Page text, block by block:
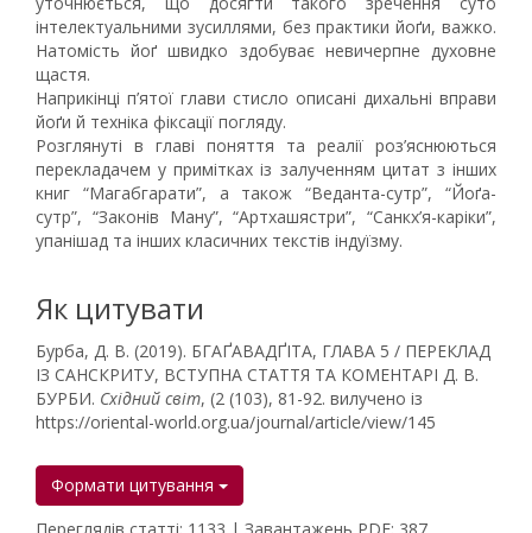
інтелектуальними зусиллями, без практики йоґи, важко.
Натомість йоґ швидко здобуває невичерпне духовне
щастя.
Наприкінці п’ятої глави стисло описані дихальні вправи
йоґи й техніка фіксації погляду.
Розглянуті в главі поняття та реалії роз’яснюються
перекладачем у примітках із залученням цитат з інших
книг “Магабгарати”, а також “Веданта-сутр”, “Йоґа-
сутр”, “Законів Ману”, “Артхашястри”, “Санкх’я-каріки”,
упанішад та інших класичних текстів індуїзму.
Як цитувати
Бурба, Д. В. (2019). БГАҐАВАДҐІТА, ГЛАВА 5 / ПЕРЕКЛАД
ІЗ САНСКРИТУ, ВСТУПНА СТАТТЯ ТА КОМЕНТАРІ Д. В.
БУРБИ. Східний світ, (2 (103), 81-92. вилучено із
https://oriental-world.org.ua/journal/article/view/145
Формати цитування